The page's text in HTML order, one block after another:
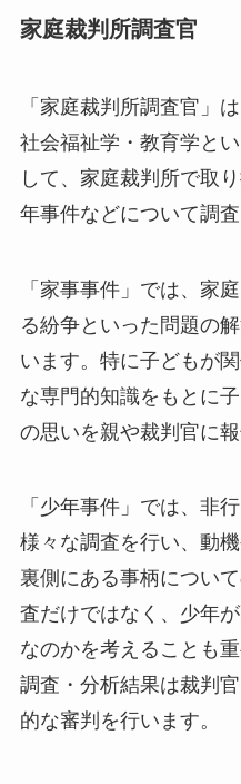
家庭裁判所調査官
「家庭裁判所調査官」
社会福祉学・教育学と
して、家庭裁判所で取
年事件などについて調査
「家事事件」では、家
る紛争といった問題の
います。特に子どもが
な専門的知識をもとに
の思いを親や裁判官に報
「少年事件」では、非
様々な調査を行い、動
裏側にある事柄につい
査だけではなく、少年
なのかを考えることも
調査・分析結果は裁判
的な審判を行います。